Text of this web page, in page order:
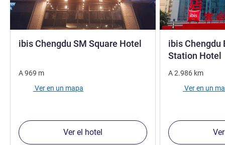
ibis Chengdu SM Square Hotel 1 estrella
A969 m
Ver en un mapa
Ver el hotel
ibis Chengdu
Station Hotel
A2.986 km
Ver en un